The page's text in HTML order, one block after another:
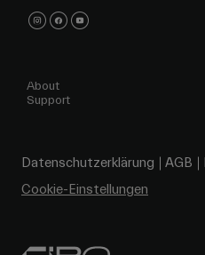
About
Support
Datenschutzerklärung AGB
Cookie-Einstellungen